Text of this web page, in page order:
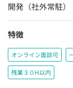
開発（社外常駐）
特徴
オンライン面談可
残業３０H以内